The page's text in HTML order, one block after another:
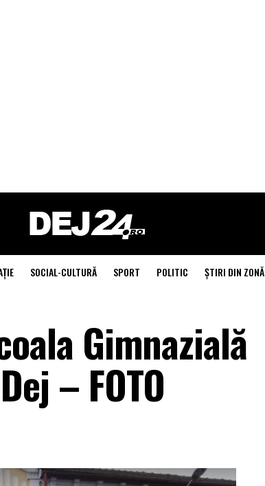
SOCIAL-CULTURĂ SPORT POLITIC ŞTIRI DIN ZONĂ
Gimnazială
– FOTO